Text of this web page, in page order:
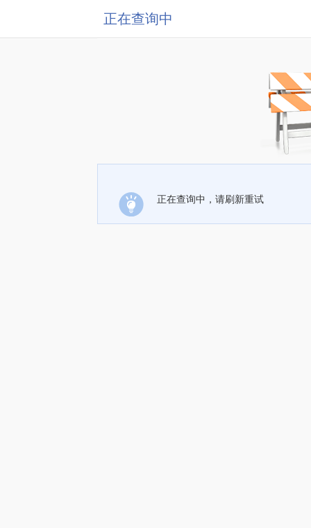
正在查询中
正在查询中，请刷新重试